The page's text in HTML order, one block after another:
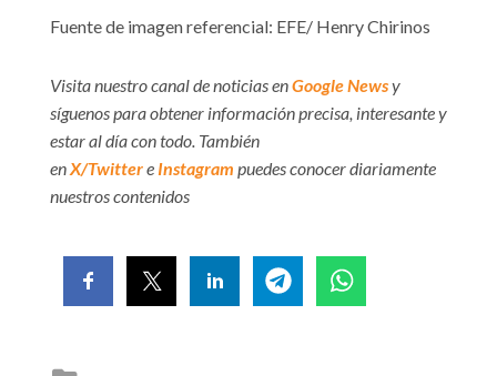
Fuente de imagen referencial: EFE/ Henry Chirinos
Visita nuestro canal de noticias enGoogle Newsy
síguenos para obtener información precisa, interesante y
estar al día con todo. También
en X/Twittere Instagram puedes conocer diariamente
nuestros contenidos